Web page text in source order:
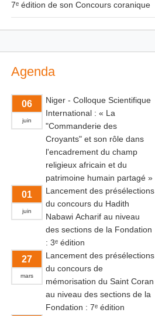
7ᵉ édition de son Concours coranique
Agenda
06
juin
Niger - Colloque Scientifique
International : « La
"Commanderie des
Croyants" et son rôle dans
l'encadrement du champ
religieux africain et du
patrimoine humain partagé »
01
juin
Lancement des présélections
du concours du Hadith
Nabawi Acharif au niveau
des sections de la Fondation
: 3ᵉ édition
27
mars
Lancement des présélections
du concours de
mémorisation du Saint Coran
au niveau des sections de la
Fondation : 7ᵉ édition